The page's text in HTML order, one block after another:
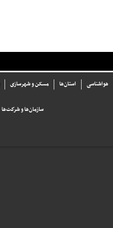
مسکن و شهرسازی استان‌ها
هواشناسی
سازما‌ن‌ها و شركت‌ها